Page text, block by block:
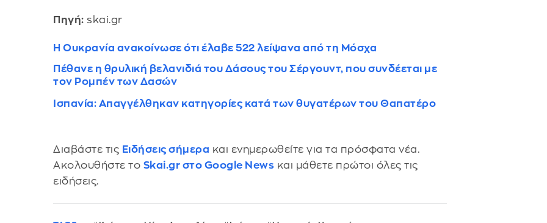
Πηγή: skai.gr
Η Ουκρανία ανακοίνωσε ότι έλαβε 522 λείψανα από τη Μόσχα
Πέθανε η θρυλική βελανιδιά του Δάσους του Σέργουντ, που συνδέεται με
τον Ρομπέν των Δασών
Ισπανία: Απαγγέλθηκαν κατηγορίες κατά των θυγατέρων του Θαπατέρο
Διαβάστε τις Ειδήσεις σήμερα και ενημερωθείτε για τα πρόσφατα νέα.
Ακολουθήστε το Skai.gr στο Google News και μάθετε πρώτοι όλες τις
ειδήσεις.